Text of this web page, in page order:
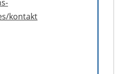
kontakt